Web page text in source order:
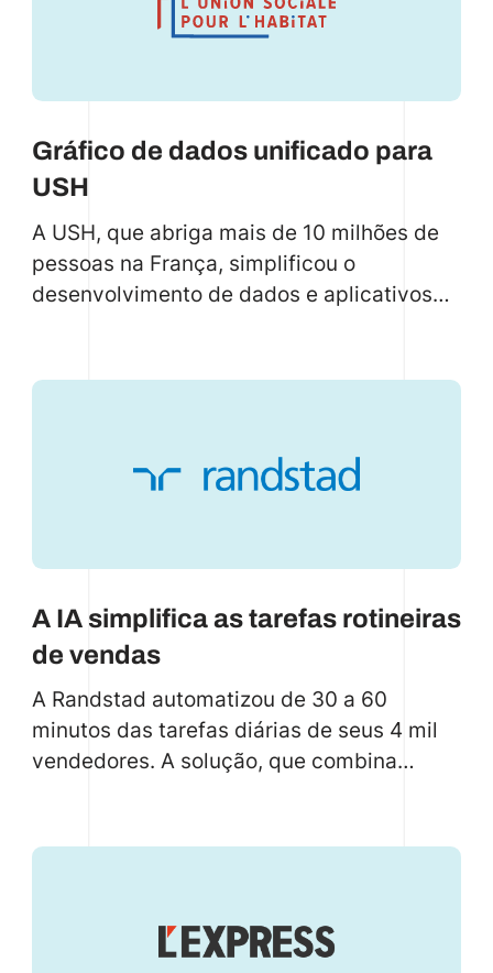
Gráfico de dados unificado para
USH
A USH, que abriga mais de 10 milhões de
pessoas na França, simplificou o
desenvolvimento de dados e aplicativos
A IA simplifica as tarefas rotineiras
de vendas
A Randstad automatizou de 30 a 60
minutos das tarefas diárias de seus 4 mil
vendedores. A solução, que combina
de texto em fala e conversão de fala em